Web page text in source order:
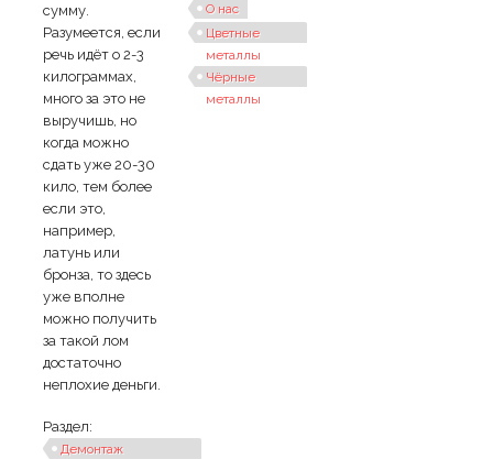
сумму.
Разумеется, если
речь идёт о 2-3
килограммах,
много за это не
выручишь, но
когда можно
сдать уже 20-30
кило, тем более
если это,
например,
латунь или
бронза, то здесь
уже вполне
можно получить
за такой лом
достаточно
неплохие деньги.
Раздел:
Демонтаж
О нас
Цветные
металлы
Чёрные
металлы